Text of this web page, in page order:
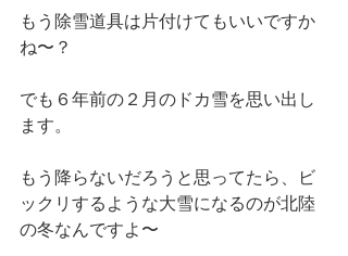
もう除雪道具は片付けてもいいですか
ね〜？
でも６年前の２月のドカ雪を思い出し
ます。
もう降らないだろうと思ってたら、ビ
ックリするような大雪になるのが北陸
の冬なんですよ〜